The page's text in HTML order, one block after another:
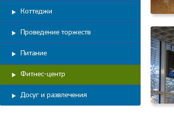
Коттеджи
Проведение торжеств
Питание
Фитнес-центр
Досуг и развлечения